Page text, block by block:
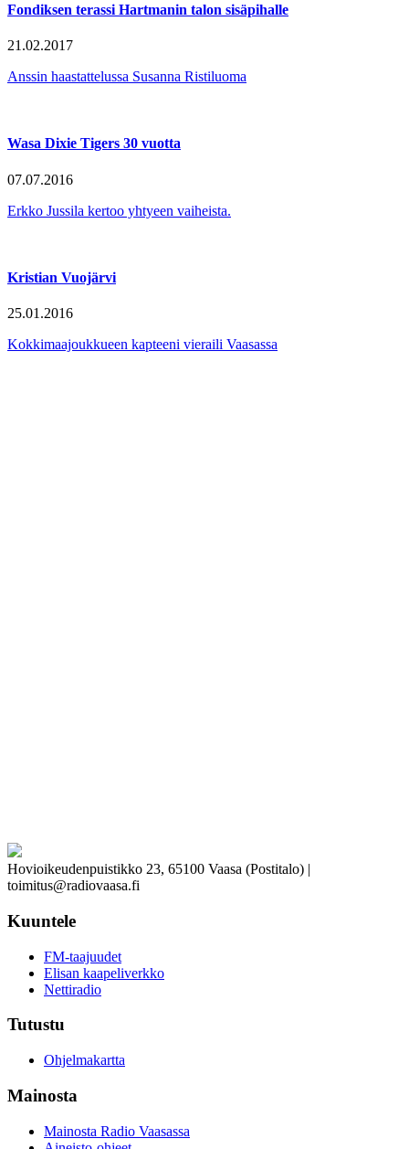
Fondiksen terassi Hartmanin talon sisäpihalle
21.02.2017
Anssin haastattelussa Susanna Ristiluoma
Wasa Dixie Tigers 30 vuotta
07.07.2016
Erkko Jussila kertoo yhtyeen vaiheista.
Kristian Vuojärvi
25.01.2016
Kokkimaajoukkueen kapteeni vieraili Vaasassa
Hovioikeudenpuistikko 23, 65100 Vaasa (Postitalo) |
toimitus@radiovaasa.fi
Kuuntele
FM-taajuudet
Elisan kaapeliverkko
Nettiradio
Tutustu
Ohjelmakartta
Mainosta
Mainosta Radio Vaasassa